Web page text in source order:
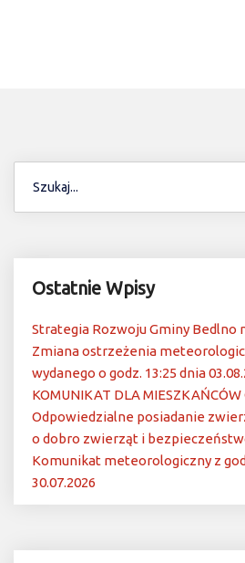
Ostatnie Wpisy
Strategia Rozwoju Gminy Bedlno
Zmiana ostrzeżenia
wydanego o godz. 13:25 dnia
KOMUNIKAT DLA MIESZKAŃCÓW
Odpowiedzialne posiadanie
o dobro zwierząt i
Komunikat meteorologiczny z
30.07.2026